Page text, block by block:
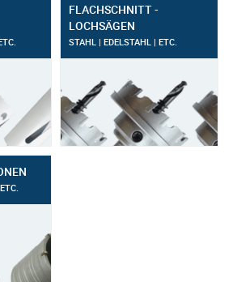
FLACHSCHNITT -
LOCHSÄGEN
STAHL | EDELSTAHL | ETC.